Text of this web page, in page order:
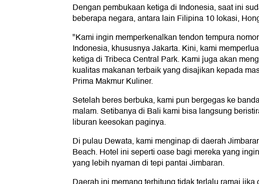
Dengan pembukaan ketiga di Indonesia, saat ini
beberapa negara, antara lain Filipina 10 lokasi,
"Kami ingin memperkenalkan tendon tempura
Indonesia, khususnya Jakarta. Kini, kami
ketiga di Tribeca Central Park. Kami juga akan
kualitas makanan terbaik yang disajikan kepada
Prima Makmur Kuliner.
Setelah beres berbuka, kami pun bergegas ke
malam. Setibanya di Bali kami bisa langsung
liburan keesokan paginya.
Di pulau Dewata, kami menginap di daerah
Beach. Hotel ini seperti oase bagi mereka yang
yang lebih nyaman di tepi pantai Jimbaran.